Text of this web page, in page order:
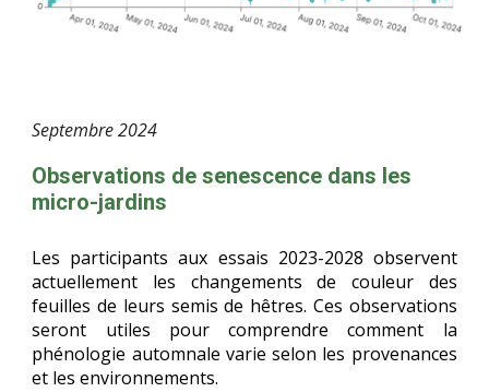
Septembre 2024
Observations de senescence dans les
micro-jardins
Les participants aux essais 2023-2028 observent
actuellement les changements de couleur des
feuilles de leurs semis de hêtres. Ces observations
seront utiles pour comprendre comment la
phénologie automnale varie selon les provenances
et les environnements.